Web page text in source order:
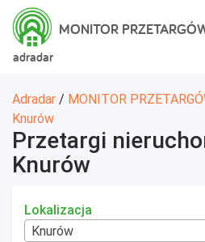
adradar
MONITOR
Adradar / MONITOR
Knurów
Przetargi
Knurów
Lokalizacja
Knurów